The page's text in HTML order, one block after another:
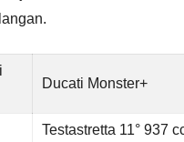
Ducati Monster+
Testastretta 11° 937